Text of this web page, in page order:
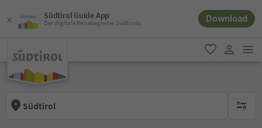
Südtirol Guide App
Der digitale Reisebegleiter Südtirols Download
favorit
Südtirol keine